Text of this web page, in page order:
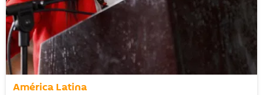
América Latina